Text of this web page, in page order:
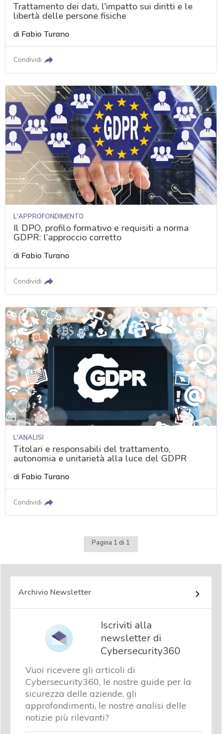
Trattamento dei dati, l'impatto sui diritti e le
libertà delle persone fisiche
di Fabio Turano
Condividi
L'APPROFONDIMENTO
Il DPO, profilo formativo e requisiti a norma
GDPR: l’approccio corretto
di Fabio Turano
Condividi
L'ANALISI
Titolari e responsabili del trattamento,
autonomia e unitarietà alla luce del GDPR
di Fabio Turano
Condividi
Pagina 1 di 1
Archivio Newsletter
Iscriviti alla
newsletter di
Cybersecurity360
Vuoi ricevere gli articoli di
Cybersecurity360, le nostre guide per la
sicurezza delle aziende, gli
approfondimenti, le nostre analisi delle
notizie più rilevanti?